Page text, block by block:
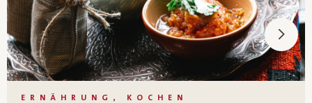
ERNÄHRUNG, KOCHEN